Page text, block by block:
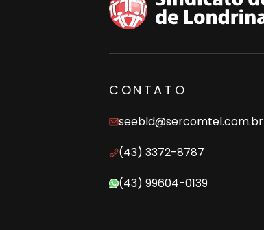
CONTATO
seebld@sercomtel.com.br
(43) 3372-8787
(43) 99604-0139